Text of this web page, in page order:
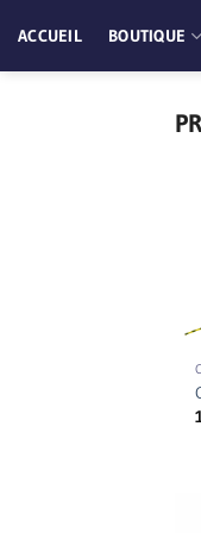
au
contenu
ACCUEIL BOUTIQUE